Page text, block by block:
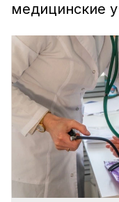
медицинские